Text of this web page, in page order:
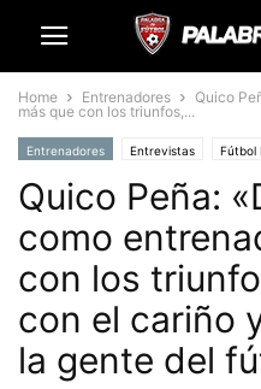
Home Entrenadores
Quico
más que con los triunfos,...
Entrenadores Entrevistas Fútbol
Futbolistas
Quico Peña:
como
con los
con el cariño
la gente del